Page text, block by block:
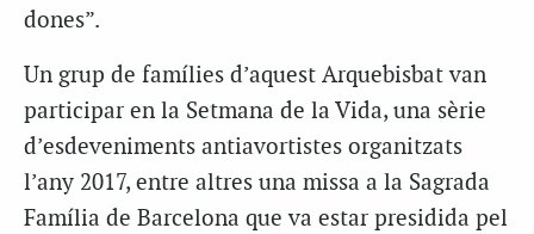
dones”.
Un grup de famílies d’aquest Arquebisbat van
participar en la Setmana de la Vida, una sèrie
d’esdeveniments antiavortistes organitzats
l’any 2017, entre altres una missa a la Sagrada
Família de Barcelona que va estar presidida pel